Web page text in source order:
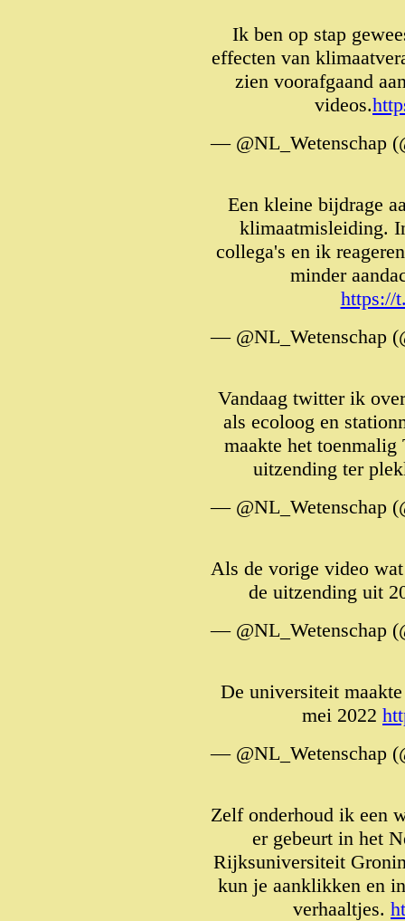
Ik ben op stap
effecten van
zien voorafgaand
videos.
— @NL_Wetenschap
Een kleine bijdrage
klimaatmisleiding.
collega's en ik
minder
https://
— @NL_Wetenschap
Vandaag twitter ik
als ecoloog en
maakte het
uitzending ter
— @NL_Wetenschap
Als de vorige video
de uitzending uit
— @NL_Wetenschap
De universiteit
mei 2022
— @NL_Wetenschap
Zelf onderhoud ik een
er gebeurt in het
Rijksuniversiteit
kun je aanklikken en
verhaaltjes.